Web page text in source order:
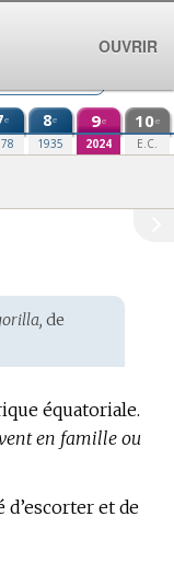
e 8e
1935
9e
2024
10e
E.C.
de
équatoriale.
en famille ou
d’escorter et de
OUVRIR